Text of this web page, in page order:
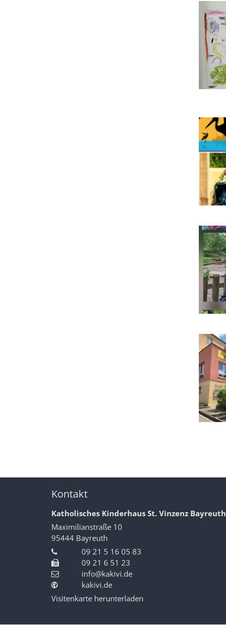
Kontakt
Katholisches Kinderhaus St. Vinzenz Bayreuth
Maximilianstraße 10
95444 Bayreuth
09 21 5 16 05 83
09 21 6 51 23
info@kakivi.de
kakivi.de
Visitenkarte herunterladen